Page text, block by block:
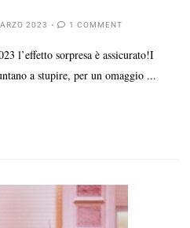
2023 1 COMMENT
l’effetto sorpresa è assicurato!I
a stupire, per un omaggio ...